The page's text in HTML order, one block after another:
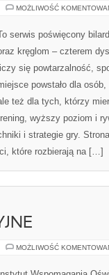
MOŻLIWOŚĆ
serwis poświęcony
kręglom – czterem
liczy się powtarzalność,
powstało dla
też dla tych, którzy
wyższy poziom i
i strategie gry.
które rozbierają na […]
MOŻLIWOŚĆ